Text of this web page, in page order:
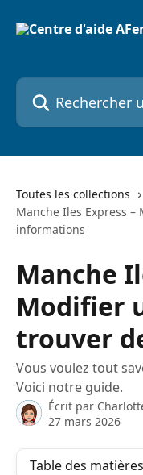
Rechercher un
Toutes les collections
Manche Iles Express
informations
Manche
Modifier
trouver
Vous voulez tout
Voici notre guide.
Écrit par
27 mars 2026
Table des matières